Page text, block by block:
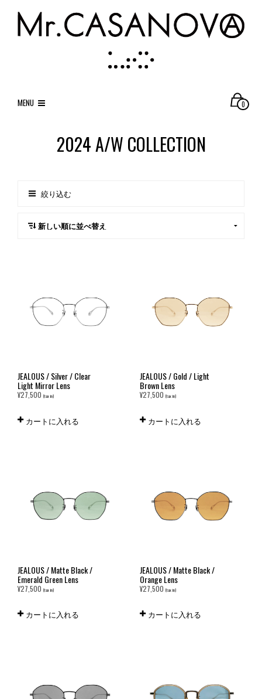
MENU 0
2024 A/W COLLECTION
絞り込む
JEALOUS / Silver / Clear
Light Mirror Lens
¥27,500 (tax in)
カートに入れる
JEALOUS / Gold / Light
Brown Lens
¥27,500 (tax in)
カートに入れる
JEALOUS / Matte Black /
Emerald Green Lens
¥27,500 (tax in)
カートに入れる
JEALOUS / Matte Black /
Orange Lens
¥27,500 (tax in)
カートに入れる